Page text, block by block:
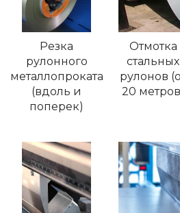
Резка
рулонного
металлопроката
(вдоль и
поперек)
Отмотка
стальных
рулонов
20